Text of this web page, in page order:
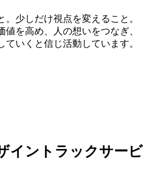
少しだけ視点を変えること。
を高め、人の想いをつなぎ、
いくと信じ活動しています。
イントラックサービ